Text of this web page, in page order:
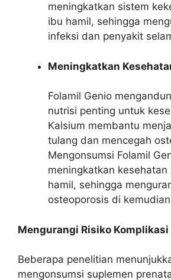
meningkatkan sistem
ibu hamil, sehingga
infeksi dan penyakit
Meningkatkan
Folamil Genio
nutrisi penting untuk
Kalsium membantu
tulang dan mencegah
Mengonsumsi Folamil
meningkatkan kesehatan
hamil, sehingga
osteoporosis di
Mengurangi Risiko Komplikasi
Beberapa penelitian
mengonsumsi suplemen